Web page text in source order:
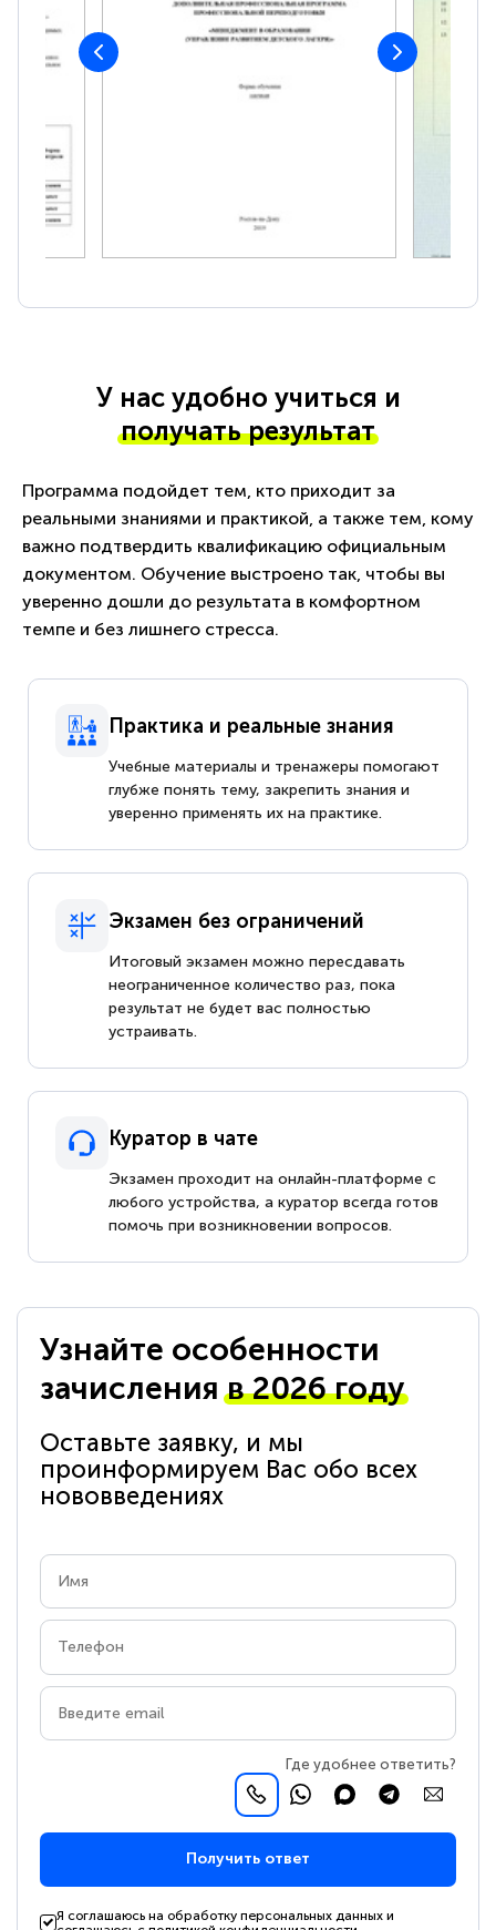
У нас удобно учиться и
получать результат
Программа подойдет тем, кто приходит за
реальными знаниями и практикой, а также тем, кому
важно подтвердить квалификацию официальным
документом. Обучение выстроено так, чтобы вы
уверенно дошли до результата в комфортном
темпе и без лишнего стресса.
Практика и реальные знания
Учебные материалы и тренажеры помогают
глубже понять тему, закрепить знания и
уверенно применять их на практике.
Экзамен без ограничений
Итоговый экзамен можно пересдавать
неограниченное количество раз, пока
результат не будет вас полностью
устраивать.
Куратор в чате
Экзамен проходит на онлайн-платформе с
любого устройства, а куратор всегда готов
помочь при возникновении вопросов.
Узнайте особенности
зачисленияв 2026 году
Оставьте заявку, и мы
проинформируем Вас обо всех
нововведениях
Где удобнее ответить?
Получить ответ
Я соглашаюсь на обработку персональных данных и